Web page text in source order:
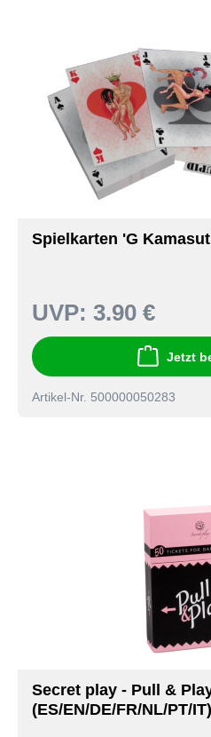
Spielkarten 'G
UVP: 3.90 €
Jetzt
Artikel-Nr. 500000050283
Secret play - Pull &
(ES/EN/DE/FR/NL/PT/IT)